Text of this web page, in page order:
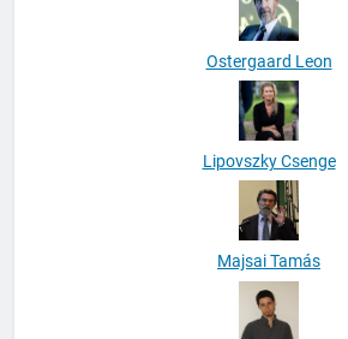
Ostergaard Leon
Lipovszky Csenge
Majsai Tamás